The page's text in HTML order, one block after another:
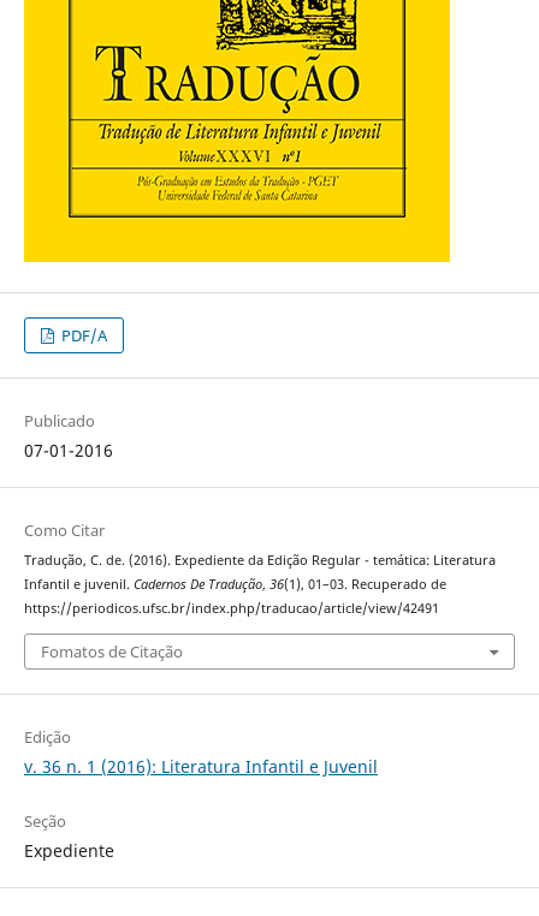
PDF/A
Publicado
07-01-2016
Como Citar
Tradução, C. de. (2016). Expediente da Edição Regular - temática: Literatura
Infantil e juvenil. Cadernos De Tradução, 36(1), 01–03. Recuperado de
https://periodicos.ufsc.br/index.php/traducao/article/view/42491
Fomatos de Citação
Edição
v. 36 n. 1 (2016): Literatura Infantil e Juvenil
Seção
Expediente